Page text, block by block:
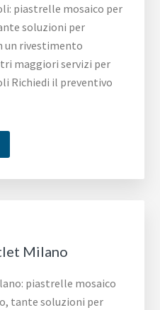
piastrelle mosaico per
soluzioni per
un rivestimento
maggiori servizi per
Richiedi il preventivo
Milano
piastrelle mosaico
tante soluzioni per